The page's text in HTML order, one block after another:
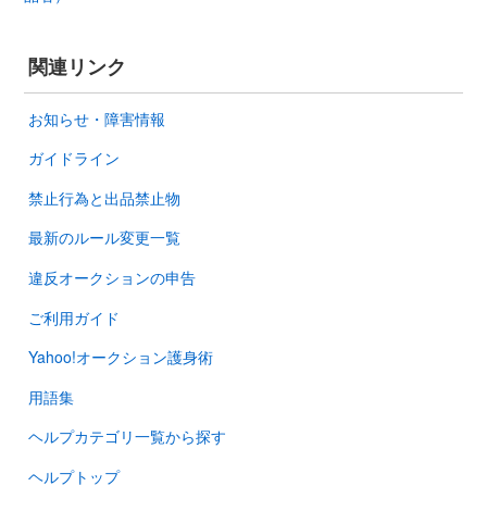
関連リンク
お知らせ・障害情報
ガイドライン
禁止行為と出品禁止物
最新のルール変更一覧
違反オークションの申告
ご利用ガイド
Yahoo!オークション護身術
用語集
ヘルプカテゴリ一覧から探す
ヘルプトップ